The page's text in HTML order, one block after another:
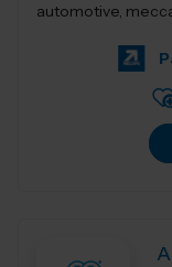
automotive,